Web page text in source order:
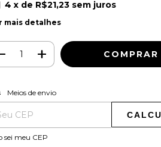
4 x de R$21,23 sem juros
mais detalhes
para o CEP:
Meios de envio
sei meu CEP